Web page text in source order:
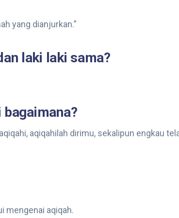
yang dianjurkan.”
laki laki sama?
aqiqahilah dirimu, sekalipun engkau
mengenai aqiqah.